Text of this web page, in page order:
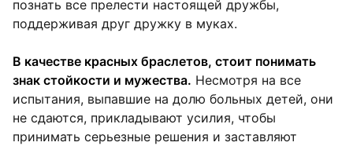
познать все прелести настоящей дружбы,
поддерживая друг дружку в муках.
В качестве красных браслетов, стоит понимать
знак стойкости и мужества. Несмотря на все
испытания, выпавшие на долю больных детей, они
не сдаются, прикладывают усилия, чтобы
принимать серьезные решения и заставляют